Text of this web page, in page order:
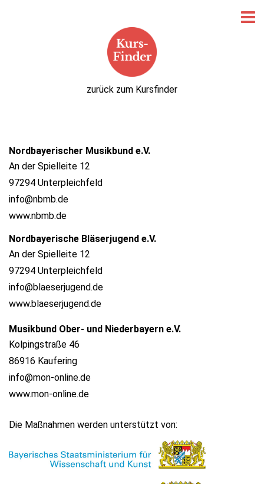
zurück zum Kursfinder
Nordbayerischer Musikbund e.V.
An der Spielleite 12
97294 Unterpleichfeld
info@nbmb.de
www.nbmb.de
Nordbayerische Bläserjugend e.V.
An der Spielleite 12
97294 Unterpleichfeld
info@blaeserjugend.de
www.blaeserjugend.de
Musikbund Ober- und Niederbayern e.V.
Kolpingstraße 46
86916 Kaufering
info@mon-online.de
www.mon-online.de
Die Maßnahmen werden unterstützt von: